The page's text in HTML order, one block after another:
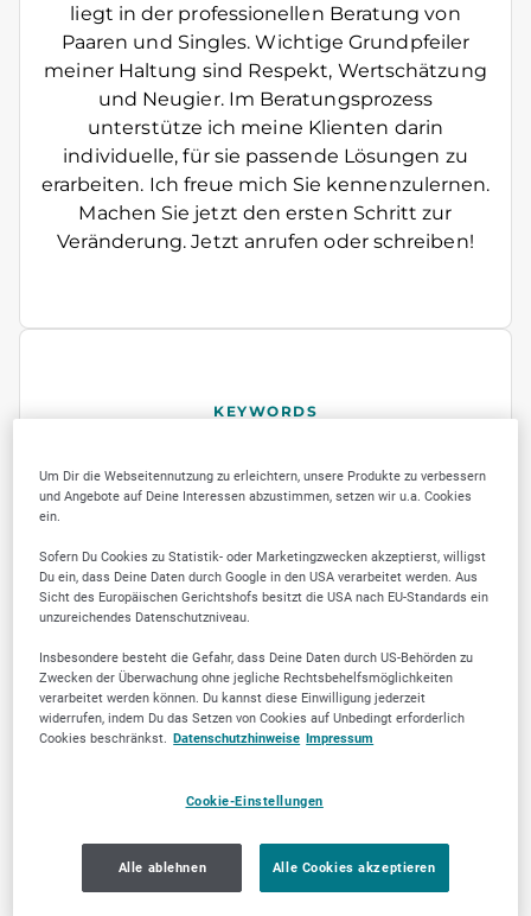
liegt in der professionellen Beratung von
Paaren und Singles. Wichtige Grundpfeiler
meiner Haltung sind Respekt, Wertschätzung
und Neugier. Im Beratungsprozess
unterstütze ich meine Klienten darin
individuelle, für sie passende Lösungen zu
erarbeiten. Ich freue mich Sie kennenzulernen.
Machen Sie jetzt den ersten Schritt zur
Veränderung. Jetzt anrufen oder schreiben!
KEYWORDS
Psychologische Beratung
Coaching
Psychosoziale Beratung
FOTOS
Um Dir die Webseitennutzung zu erleichtern, unsere Produkte zu verbessern
und Angebote auf Deine Interessen abzustimmen, setzen wir u.a. Cookies
ein.
Sofern Du Cookies zu Statistik- oder Marketingzwecken akzeptierst, willigst
Du ein, dass Deine Daten durch Google in den USA verarbeitet werden. Aus
Sicht des Europäischen Gerichtshofs besitzt die USA nach EU-Standards ein
unzureichendes Datenschutzniveau.
Insbesondere besteht die Gefahr, dass Deine Daten durch US-Behörden zu
Zwecken der Überwachung ohne jegliche Rechtsbehelfsmöglichkeiten
verarbeitet werden können. Du kannst diese Einwilligung jederzeit
widerrufen, indem Du das Setzen von Cookies auf Unbedingt erforderlich
Cookies beschränkst. Datenschutzhinweise Impressum
Cookie-Einstellungen
Alle ablehnen Alle Cookies akzeptieren